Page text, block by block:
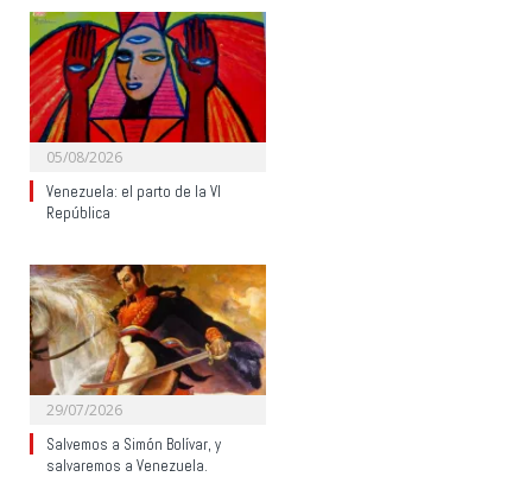
05/08/2026
Venezuela: el parto de la VI
República
29/07/2026
Salvemos a Simón Bolívar, y
salvaremos a Venezuela.